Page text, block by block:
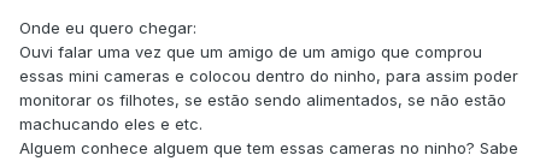
Onde eu quero chegar:
Ouvi falar uma vez que um amigo de um amigo que comprou
essas mini cameras e colocou dentro do ninho, para assim poder
monitorar os filhotes, se estão sendo alimentados, se não estão
machucando eles e etc.
Alguem conhece alguem que tem essas cameras no ninho? Sabe